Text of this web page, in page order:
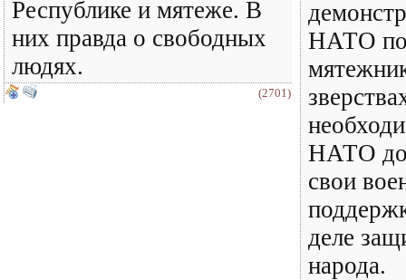
Республике и мятеже. В
них правда о свободных
людях.
(2701)
НАТО
НАТО
свои
деле
народа.